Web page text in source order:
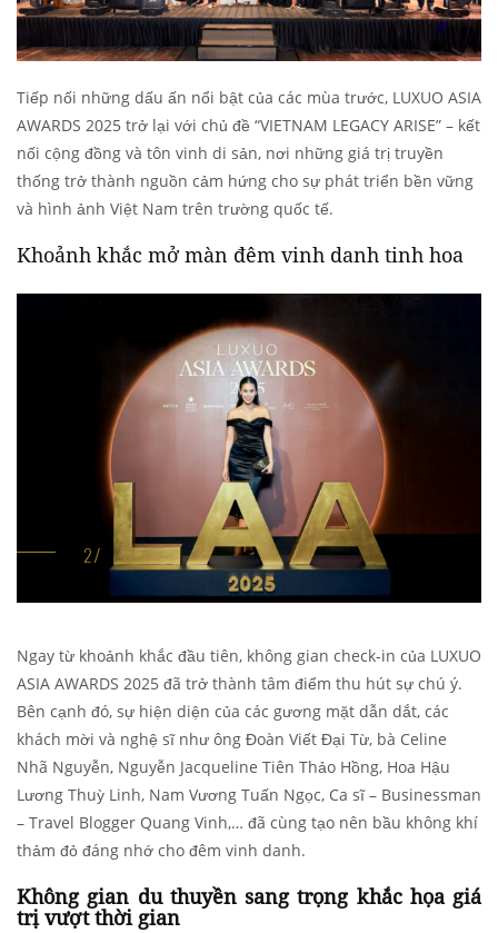
Tiếp nối những dấu ấn nổi bật của các mùa trước, LUXUO ASIA
AWARDS 2025 trở lại với chủ đề “VIETNAM LEGACY ARISE” – kết
nối cộng đồng và tôn vinh di sản, nơi những giá trị truyền
thống trở thành nguồn cảm hứng cho sự phát triển bền vững
và hình ảnh Việt Nam trên trường quốc tế.
Khoảnh khắc mở màn đêm vinh danh tinh hoa
Ngay từ khoảnh khắc đầu tiên, không gian check-in của LUXUO
ASIA AWARDS 2025 đã trở thành tâm điểm thu hút sự chú ý.
Bên cạnh đó, sự hiện diện của các gương mặt dẫn dắt, các
khách mời và nghệ sĩ như ông Đoàn Viết Đại Từ, bà Celine
Nhã Nguyễn, Nguyễn Jacqueline Tiên Thảo Hồng, Hoa Hậu
Lương Thuỳ Linh, Nam Vương Tuấn Ngọc, Ca sĩ – Businessman
– Travel Blogger Quang Vinh,… đã cùng tạo nên bầu không khí
thảm đỏ đáng nhớ cho đêm vinh danh.
Không gian du thuyền sang trọng khắc họa giá
trị vượt thời gian